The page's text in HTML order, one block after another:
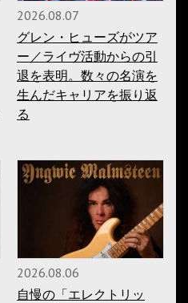
2026.08.07
グレン・ヒューズがツア
ー／ライヴ活動からの引
退を表明。数々の名演を
生んだキャリアを振り返
る
2026.08.06
自慢の「エレクトリッ